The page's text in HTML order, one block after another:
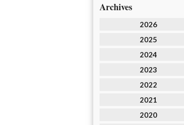
Archives
2026
2025
2024
2023
2022
2021
2020